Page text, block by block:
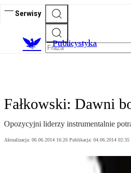
Serwisy
Publicystyka
Fałkowski: Dawni
Opozycyjni liderzy instrumentalnie
Aktualizacja: 06.06.2014 16:26 Publikacja: 04.06.2014 02:35